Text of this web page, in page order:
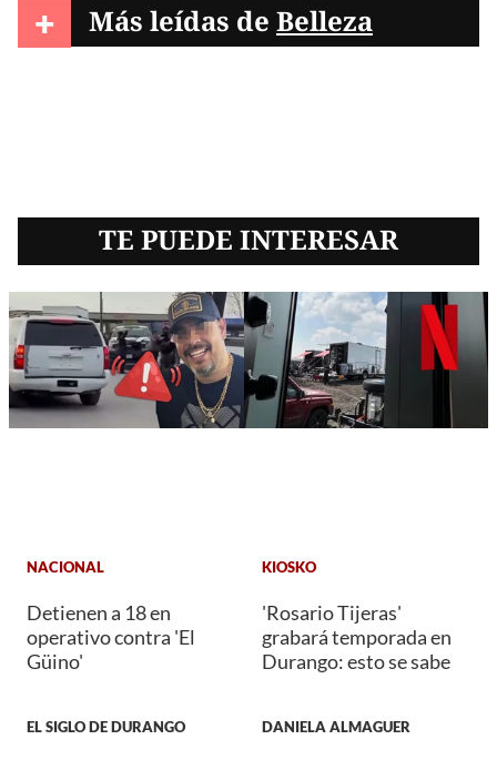
+ Más leídas de Belleza
TE PUEDE INTERESAR
NACIONAL
Detienen a 18 en
operativo contra 'El
Güino'
EL SIGLO DE DURANGO
KIOSKO
'Rosario Tijeras'
grabará temporada en
Durango: esto se sabe
DANIELA ALMAGUER